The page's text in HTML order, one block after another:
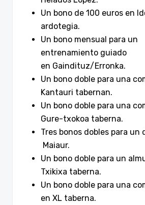
Un bono de 100 euros en
ardotegia.
Un bono mensual para un
entrenamiento guiado
en Gaindituz/Erronka.
Un bono doble para una
Kantauri tabernan.
Un bono doble para una
Gure-txokoa taberna.
Tres bonos dobles para un
Maiaur.
Un bono doble para un
Txikixa taberna.
Un bono doble para una
en XL taberna.